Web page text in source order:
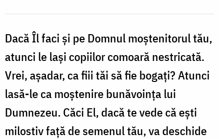
Dacă Îl faci şi pe Domnul moştenitorul tău,
atunci le laşi copiilor comoară nestricată.
Vrei, aşadar, ca fiii tăi să fie bogaţi? Atunci
lasă-le ca moştenire bunăvoinţa lui
Dumnezeu. Căci El, dacă te vede că eşti
milostiv faţă de semenul tău, va deschide